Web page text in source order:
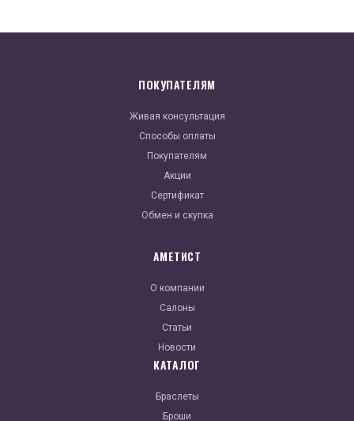
ПОКУПАТЕЛЯМ
Живая консультация
Способы оплаты
Покупателям
Акции
Сертификат
Обмен и скупка
АМЕТИСТ
О компании
Салоны
Статьи
Новости
КАТАЛОГ
Браслеты
Броши